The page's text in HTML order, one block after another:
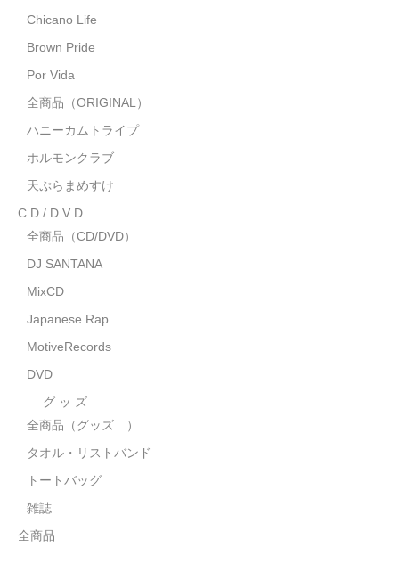
DJ SANTANA
Japanese Rap
MotiveRecords
グ ッ ズ
タオル・リストバンド
トートバッグ
全商品
Chicano Life
Brown Pride
Por Vida
全商品（ORIGINAL）
ハニーカムトライプ
ホルモンクラブ
天ぷらまめすけ
C D / D V D
全商品（CD/DVD）
DJ SANTANA
MixCD
Japanese Rap
MotiveRecords
DVD
グ ッ ズ
全商品（グッズ ）
タオル・リストバンド
トートバッグ
雑誌
全商品